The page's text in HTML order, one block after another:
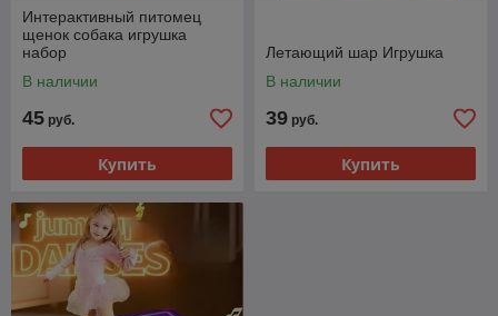
Интерактивный питомец
щенок собака игрушка
набор
В наличии
45 руб.
Купить
Летающий шар Игрушка
В наличии
39 руб.
Купить